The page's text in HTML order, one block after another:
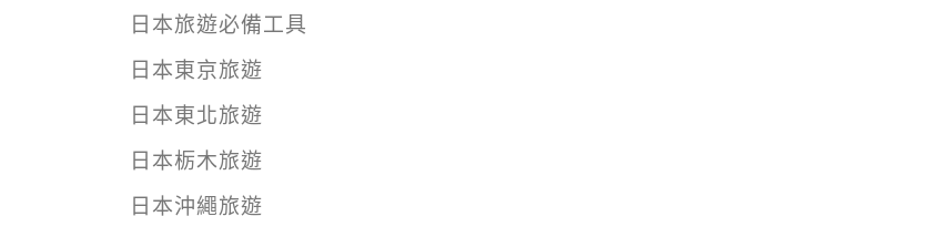
日本旅遊必備工具
日本東京旅遊
日本東北旅遊
日本栃木旅遊
日本沖繩旅遊